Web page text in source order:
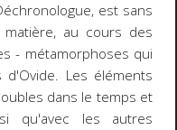
, est sans
au cours des
- métamorphoses qui
Les éléments
dans le temps et
qu'avec les autres